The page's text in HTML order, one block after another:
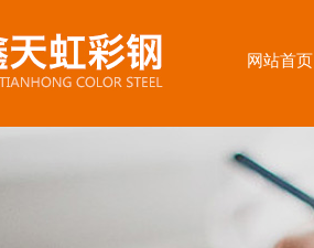
网站首页